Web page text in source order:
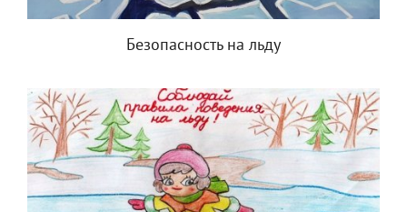
Безопасность на льду